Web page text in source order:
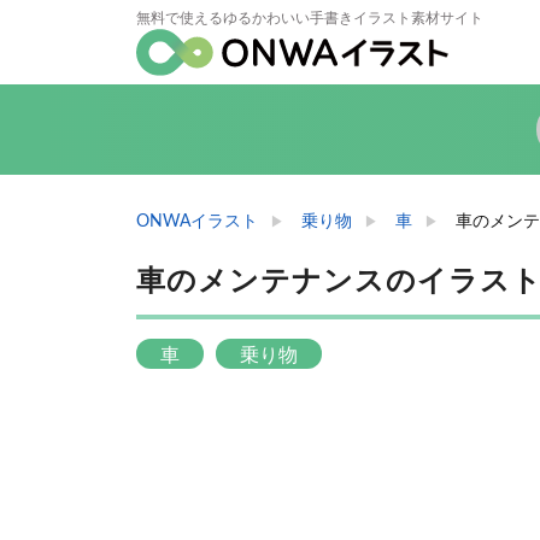
無料で使えるゆるかわいい手書きイラスト素材サイト
ONWAイラスト 乗り物 車 車のメン
車のメンテナンスのイラス
車 乗り物